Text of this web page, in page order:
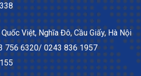
Việt, Nghĩa Đô, Cầu Giấy, Hà Nội
756 6320/ 0243 836 1957